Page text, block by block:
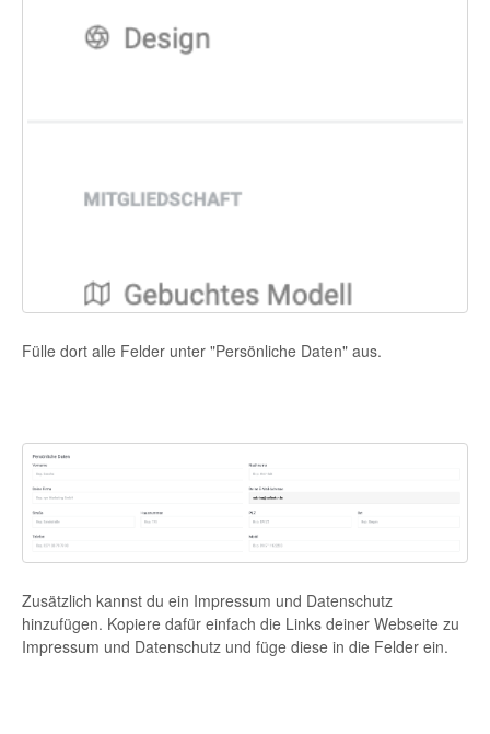
Fülle dort alle Felder unter "Persönliche Daten" aus.
Zusätzlich kannst du ein Impressum und Datenschutz
hinzufügen. Kopiere dafür einfach die Links deiner Webseite zu
Impressum und Datenschutz und füge diese in die Felder ein.